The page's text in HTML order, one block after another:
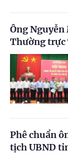
Ông
Thường trực
Phê chuẩn
tịch UBND